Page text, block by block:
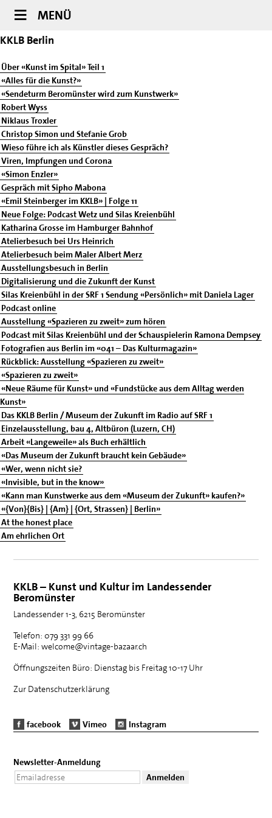
MENÜ
KKLB Berlin
Über «Kunst im Spital» Teil 1
«Alles für die Kunst?»
«Sendeturm Beromünster wird zum Kunstwerk»
Robert Wyss
Niklaus Troxler
Christop Simon und Stefanie Grob
Wieso führe ich als Künstler dieses Gespräch?
Viren, Impfungen und Corona
«Simon Enzler»
Gespräch mit Sipho Mabona
«Emil Steinberger im KKLB» | Folge 11
Neue Folge: Podcast Wetz und Silas Kreienbühl
Katharina Grosse im Hamburger Bahnhof
Atelierbesuch bei Urs Heinrich
Atelierbesuch beim Maler Albert Merz
Ausstellungsbesuch in Berlin
Digitalisierung und die Zukunft der Kunst
Silas Kreienbühl in der SRF 1 Sendung «Persönlich» mit Daniela Lager
Podcast online
Ausstellung «Spazieren zu zweit» zum hören
Podcast mit Silas Kreienbühl und der Schauspielerin Ramona Dempsey
Fotografien aus Berlin im «041 – Das Kulturmagazin»
Rückblick: Ausstellung «Spazieren zu zweit»
«Spazieren zu zweit»
«Neue Räume für Kunst» und «Fundstücke aus dem Alltag werden
Kunst»
Das KKLB Berlin / Museum der Zukunft im Radio auf SRF 1
Einzelausstellung, bau 4, Altbüron (Luzern, CH)
Arbeit «Langeweile» als Buch erhältlich
«Das Museum der Zukunft braucht kein Gebäude»
«Wer, wenn nicht sie?
«Invisible, but in the know»
«Kann man Kunstwerke aus dem «Museum der Zukunft» kaufen?»
«{Von}{Bis} | {Am} | {Ort, Strassen} | Berlin»
At the honest place
Am ehrlichen Ort
KKLB – Kunst und Kultur im Landessender
Beromünster
Landessender 1-3, 6215 Beromünster
Telefon: 079 331 99 66
E-Mail: welcome@vintage-bazaar.ch
Öffnungszeiten Büro: Dienstag bis Freitag 10-17 Uhr
Zur Datenschutzerklärung
facebook Vimeo Instagram
Newsletter-Anmeldung